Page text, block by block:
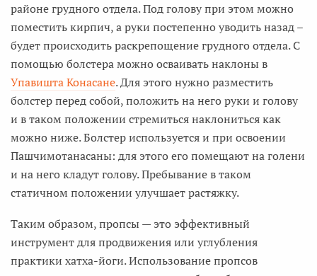
районе грудного отдела. Под голову при этом можно
поместить кирпич, а руки постепенно уводить назад –
будет происходить раскрепощение грудного отдела. С
помощью болстера можно осваивать наклоны в
Упавишта Конасане. Для этого нужно разместить
болстер перед собой, положить на него руки и голову
и в таком положении стремиться наклониться как
можно ниже. Болстер используется и при освоении
Пашчимотанасаны: для этого его помещают на голени
и на него кладут голову. Пребывание в таком
статичном положении улучшает растяжку.
Таким образом, пропсы — это эффективный
инструмент для продвижения или углубления
практики хатха-йоги. Использование пропсов